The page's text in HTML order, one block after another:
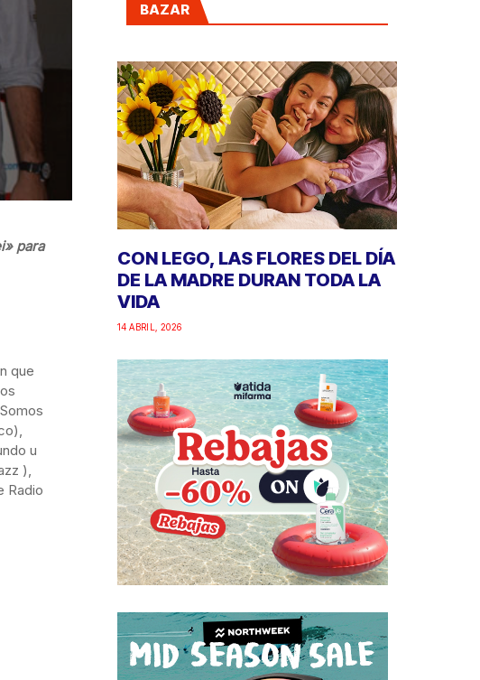
para
que
u
),
Radio
BAZAR
CON LEGO, LAS FLORES DEL DÍA
DE LA MADRE DURAN TODA LA
VIDA
14 ABRIL, 2026